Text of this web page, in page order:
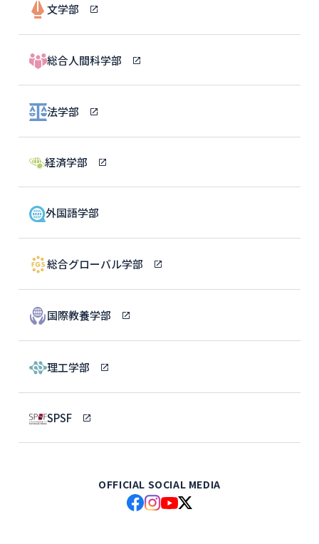
文学部
総合人間科学部
法学部
経済学部
外国語学部
総合グローバル学部
国際教養学部
理工学部
SPSF
OFFICIAL SOCIAL MEDIA